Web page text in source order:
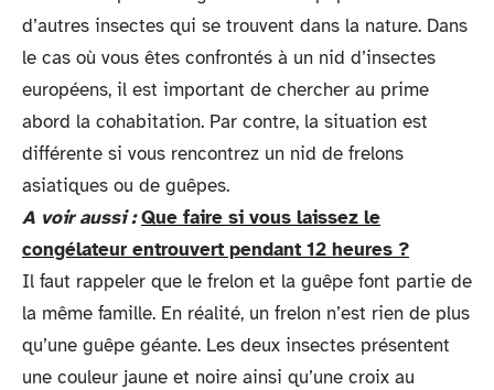
d’autres insectes qui se trouvent dans la nature. Dans
le cas où vous êtes confrontés à un nid d’insectes
européens, il est important de chercher au prime
abord la cohabitation. Par contre, la situation est
différente si vous rencontrez un nid de frelons
asiatiques ou de guêpes.
A voir aussi : Que faire si vous laissez le
congélateur entrouvert pendant 12 heures ?
Il faut rappeler que le frelon et la guêpe font partie de
la même famille. En réalité, un frelon n’est rien de plus
qu’une guêpe géante. Les deux insectes présentent
une couleur jaune et noire ainsi qu’une croix au